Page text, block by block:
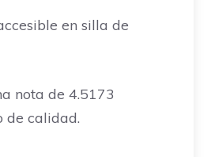
en silla de
nota de 4.5173
de calidad.